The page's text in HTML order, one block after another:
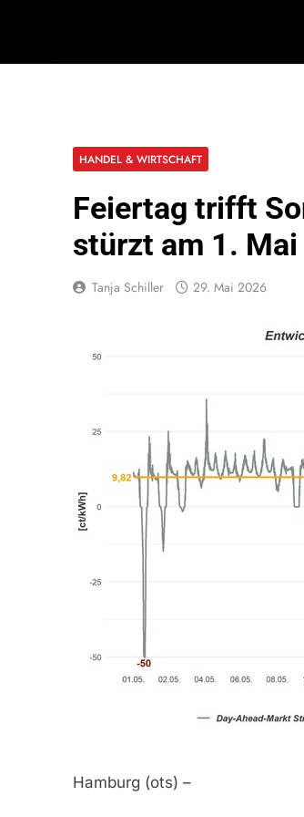
HANDEL & WIRTSCHAFT
Feiertag trifft
stürzt am 1.
Tanja Schiller 29. Mai 2026
Hamburg (ots) –